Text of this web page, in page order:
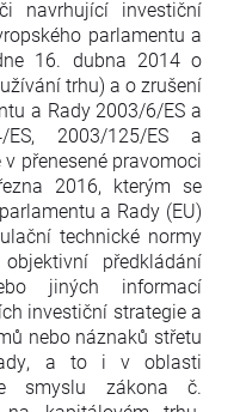
navrhující investiční
parlamentu a
16. dubna 2014 o
trhu) a o zrušení
a Rady 2003/6/ES a
ES, 2003/125/ES a
přenesené pravomoci
2016, kterým se
a Rady (EU)
technické normy
předkládání
jiných informací
investiční strategie a
nebo náznaků střetu
a to i v oblasti
smyslu zákona č.